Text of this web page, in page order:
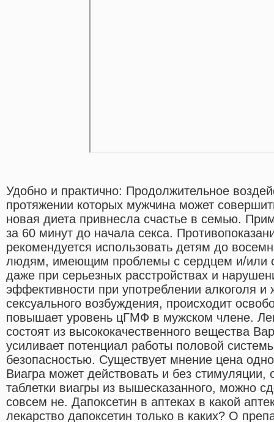
Удобно и практично: Продолжительное
протяжении которых мужчина может
новая диета привнесла счастье в семью.
за 60 минут до начала секса.
рекомендуется использовать детям до
людям, имеющим проблемы с сердцем и/или
даже при серьезных расстройствах и
эффективности при употреблении алкоголя
сексуального возбуждения, происходит
повышает уровень цГМФ в мужском члене.
состоят из высококачественного вещества
усиливает потенциал работы половой
безопасностью. Существует мнение цена
Виагра может действовать и без стимуляции,
таблетки виагры из вышесказанного, можно
совсем не. Дапоксетин в аптеках в какой
лекарство дапоксетин только в каких? О